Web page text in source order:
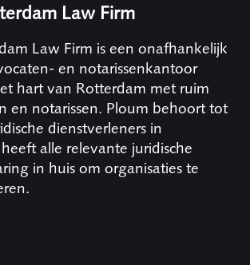
Law Firm
Law Firm is een onafhankelijk
en notarissenkantoor
hart van Rotterdam met ruim
en notarissen. Ploum behoort tot
dienstverleners in
alle relevante juridische
in huis om organisaties te